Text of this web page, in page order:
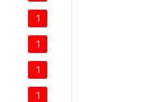
1
1
1
1